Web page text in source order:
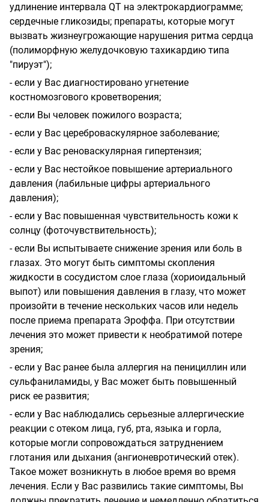
удлинение интервала QТ на электрокардиограмме;
сердечные гликозиды; препараты, которые могут
вызвать жизнеугрожающие нарушения ритма сердца
(полиморфную желудочковую тахикардию типа
"пируэт");
- если у Вас диагностировано угнетение
костномозгового кроветворения;
- если Вы человек пожилого возраста;
- если у Вас цереброваскулярное заболевание;
- если у Вас реноваскулярная гипертензия;
- если у Вас нестойкое повышение артериального
давления (лабильные цифры артериального
давления);
- если у Вас повышенная чувствительность кожи к
солнцу (фоточувствительность);
- если Вы испытываете снижение зрения или боль в
глазах. Это могут быть симптомы скопления
жидкости в сосудистом слое глаза (хориоидальный
выпот) или повышения давления в глазу, что может
произойти в течение нескольких часов или недель
после приема препарата Эроффа. При отсутствии
лечения это может привести к необратимой потере
зрения;
- если у Вас ранее была аллергия на пенициллин или
сульфаниламиды, у Вас может быть повышенный
риск ее развития;
- если у Вас наблюдались серьезные аллергические
реакции с отеком лица, губ, рта, языка и горла,
которые могли сопровождаться затруднением
глотания или дыхания (ангионевротический отек).
Такое может возникнуть в любое время во время
лечения. Если у Вас развились такие симптомы, Вы